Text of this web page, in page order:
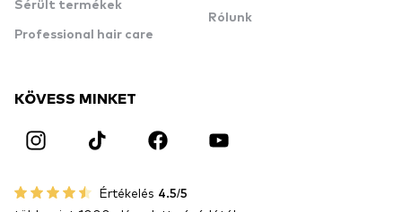
Sérült termékek
Professional hair care
Rólunk
KÖVESS MINKET
Értékelés 4.5/5